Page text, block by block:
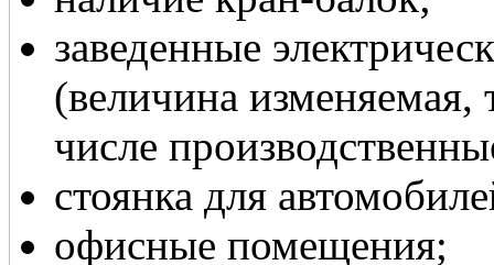
заведенные
(величина изменяемая,
числе
стоянка для
офисные помещения;